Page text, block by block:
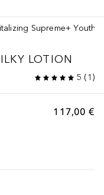
Supreme+ Youth
LOTION
5 ( 1 )
117,00 €